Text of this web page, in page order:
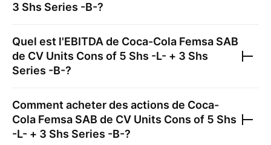
3 Shs Series -B-?
Quel est l'EBITDA de Coca-Cola Femsa SAB
de CV Units Cons of 5 Shs -L- + 3 Shs
Series -B-?
Comment acheter des actions de Coca-
Cola Femsa SAB de CV Units Cons of 5 Shs
-L- + 3 Shs Series -B-?